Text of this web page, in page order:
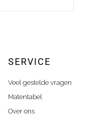
SERVICE
Veel gestelde vragen
Matentabel
Over ons